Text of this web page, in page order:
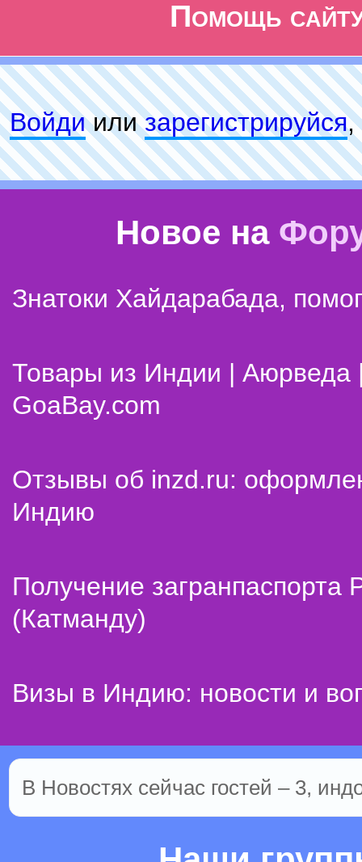
Помощь
Войдиилизарeгиcтpируйся,
Новое на
Знатоки Хайдарабада,
Товары из Индии | Аюрведа
GoaBay.com
Отзывы об inzd.ru:
Индию
Получение
(Катманду)
Визы в Индию: новости и
В Новостях сейчас гостей – 3,